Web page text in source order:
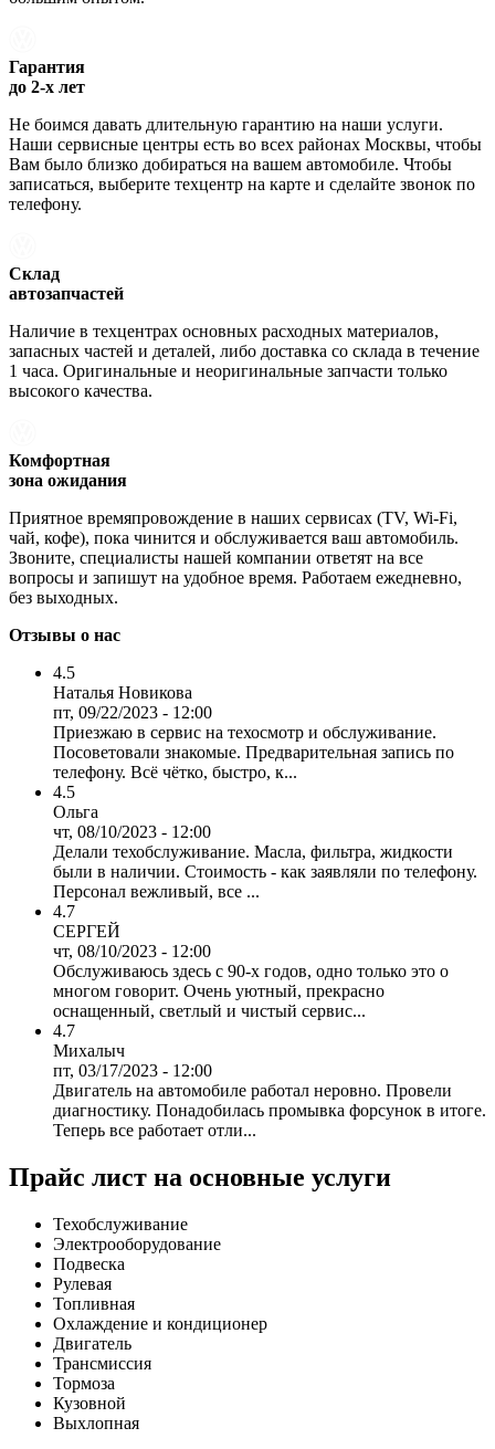
Гарантия
до 2-х лет
Не боимся давать длительную гарантию на наши услуги.
Наши сервисные центры есть во всех районах Москвы, чтобы
Вам было близко добираться на вашем автомобиле. Чтобы
записаться, выберите техцентр на карте и сделайте звонок по
телефону.
Склад
автозапчастей
Наличие в техцентрах основных расходных материалов,
запасных частей и деталей, либо доставка со склада в течение
1 часа. Оригинальные и неоригинальные запчасти только
высокого качества.
Комфортная
зона ожидания
Приятное времяпровождение в наших сервисах (TV, Wi-Fi,
чай, кофе), пока чинится и обслуживается ваш автомобиль.
Звоните, специалисты нашей компании ответят на все
вопросы и запишут на удобное время. Работаем ежедневно,
без выходных.
Отзывы о нас
4.5
Наталья Новикова
пт, 09/22/2023 - 12:00
Приезжаю в сервис на техосмотр и обслуживание.
Посоветовали знакомые. Предварительная запись по
телефону. Всё чётко, быстро, к...
4.5
Ольга
чт, 08/10/2023 - 12:00
Делали техобслуживание. Масла, фильтра, жидкости
были в наличии. Стоимость - как заявляли по телефону.
Персонал вежливый, все ...
4.7
СЕРГЕЙ
чт, 08/10/2023 - 12:00
Обслуживаюсь здесь с 90-х годов, одно только это о
многом говорит. Очень уютный, прекрасно
оснащенный, светлый и чистый сервис...
4.7
Михалыч
пт, 03/17/2023 - 12:00
Двигатель на автомобиле работал неровно. Провели
диагностику. Понадобилась промывка форсунок в итоге.
Теперь все работает отли...
Прайс лист на основные услуги
Техобслуживание
Электрооборудование
Подвеска
Рулевая
Топливная
Охлаждение и кондиционер
Двигатель
Трансмиссия
Тормоза
Кузовной
Выхлопная